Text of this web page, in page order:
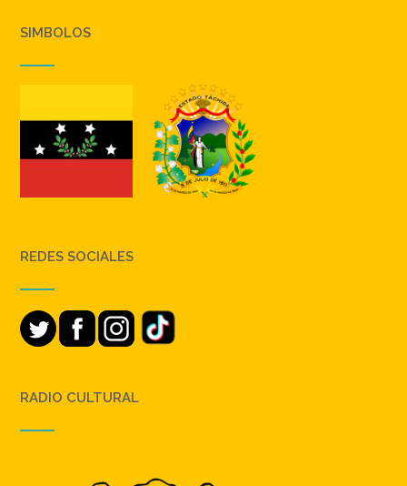
SIMBOLOS
REDES SOCIALES
RADIO CULTURAL